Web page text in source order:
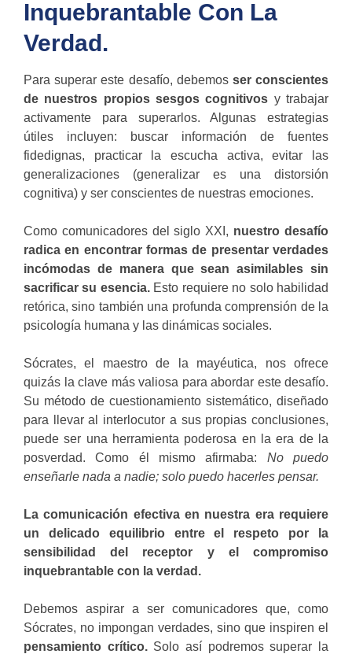
Inquebrantable Con La
Verdad.
Para superar este desafío, debemos ser conscientes
de nuestros propios sesgos cognitivos y trabajar
activamente para superarlos. Algunas estrategias
útiles incluyen: buscar información de fuentes
fidedignas, practicar la escucha activa, evitar las
generalizaciones (generalizar es una distorsión
cognitiva) y ser conscientes de nuestras emociones.
Como comunicadores del siglo XXI, nuestro desafío
radica en encontrar formas de presentar verdades
incómodas de manera que sean asimilables sin
sacrificar su esencia.Esto requiere no solo habilidad
retórica, sino también una profunda comprensión de la
psicología humana y las dinámicas sociales.
Sócrates, el maestro de la mayéutica, nos ofrece
quizás la clave más valiosa para abordar este desafío.
Su método de cuestionamiento sistemático, diseñado
para llevar al interlocutor a sus propias conclusiones,
puede ser una herramienta poderosa en la era de la
posverdad. Como él mismo afirmaba: No puedo
enseñarle nada a nadie; solo puedo hacerles pensar.
La comunicación efectiva en nuestra era requiere
un delicado equilibrio entre el respeto por la
sensibilidad del receptor y el compromiso
inquebrantable con la verdad.
Debemos aspirar a ser comunicadores que, como
Sócrates, no impongan verdades, sino que inspiren el
pensamiento crítico.Solo así podremos superar la